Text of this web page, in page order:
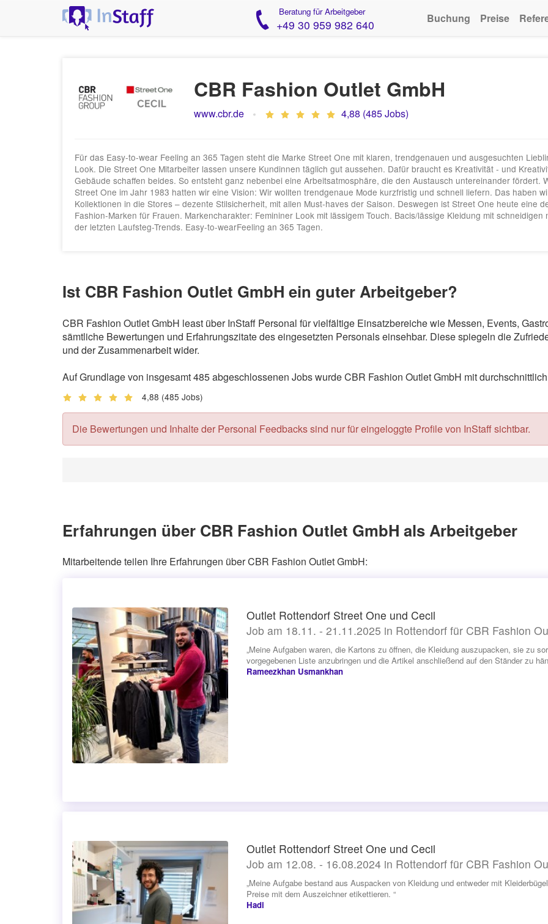
Beratung für Arbeitgeber
+49 30 959 982 640 Buchung Preise
CBR Fashion Outlet GmbH
www.cbr.de 4,88 (485 Jobs)
Für das Easy-to-wear Feeling an 365 Tagen steht die Marke Street One mit klaren, trendgenauen und ausgesuchten
Look. Die Street One Mitarbeiter lassen unsere Kundinnen täglich gut aussehen. Dafür braucht es Kreativität - und
Gebäude schaffen beides. So entsteht ganz nebenbei eine Arbeitsatmosphäre, die den Austausch untereinander fördert.
Street One im Jahr 1983 hatten wir eine Vision: Wir wollten trendgenaue Mode kurzfristig und schnell liefern. Das haben
Kollektionen in die Stores – dezente Stilsicherheit, mit allen Must-haves der Saison. Deswegen ist Street One heute eine
Fashion-Marken für Frauen. Markencharakter: Femininer Look mit lässigem Touch. Bacis/lässige Kleidung mit
der letzten Laufsteg-Trends. Easy-to-wearFeeling an 365 Tagen.
Ist CBR Fashion Outlet GmbH ein guter Arbeitgeber?
CBR Fashion Outlet GmbH least über InStaff Personal für vielfältige Einsatzbereiche wie Messen, Events,
sämtliche Bewertungen und Erfahrungszitate des eingesetzten Personals einsehbar. Diese spiegeln die
und der Zusammenarbeit wider.
Auf Grundlage von insgesamt 485 abgeschlossenen Jobs wurde CBR Fashion Outlet GmbH mit
4,88 (485 Jobs)
Die Bewertungen und Inhalte der Personal Feedbacks sind nur für eingeloggte Profile von InStaff sichtbar.
Erfahrungen über CBR Fashion Outlet GmbH als Arbeitgeber
Mitarbeitende teilen Ihre Erfahrungen über CBR Fashion Outlet GmbH:
Outlet Rottendorf Street One und Cecil
Job am 18.11. - 21.11.2025 in Rottendorf für CBR Fashion
„Meine Aufgaben waren, die Kartons zu öffnen, die Kleidung auszupacken, sie zu
vorgegebenen Liste anzubringen und die Artikel anschließend auf den Ständer zu
Rameezkhan Usmankhan
Outlet Rottendorf Street One und Cecil
Job am 12.08. - 16.08.2024 in Rottendorf für CBR Fashion
„Meine Aufgabe bestand aus Auspacken von Kleidung und entweder mit
Preise mit dem Auszeichner etikettieren. “
Hadi